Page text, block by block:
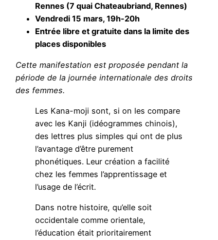
Rennes (7 quai Chateaubriand, Rennes)
Vendredi 15 mars, 19h-20h
Entrée libre et gratuite dans la limite des
places disponibles
Cette manifestation est proposée pendant la
période de la journée internationale des droits
des femmes.
Les Kana-moji sont, si on les compare
avec les Kanji (idéogrammes chinois),
des lettres plus simples qui ont de plus
l’avantage d’être purement
phonétiques. Leur création a facilité
chez les femmes l’apprentissage et
l’usage de l’écrit.
Dans notre histoire, qu’elle soit
occidentale comme orientale,
l’éducation était prioritairement